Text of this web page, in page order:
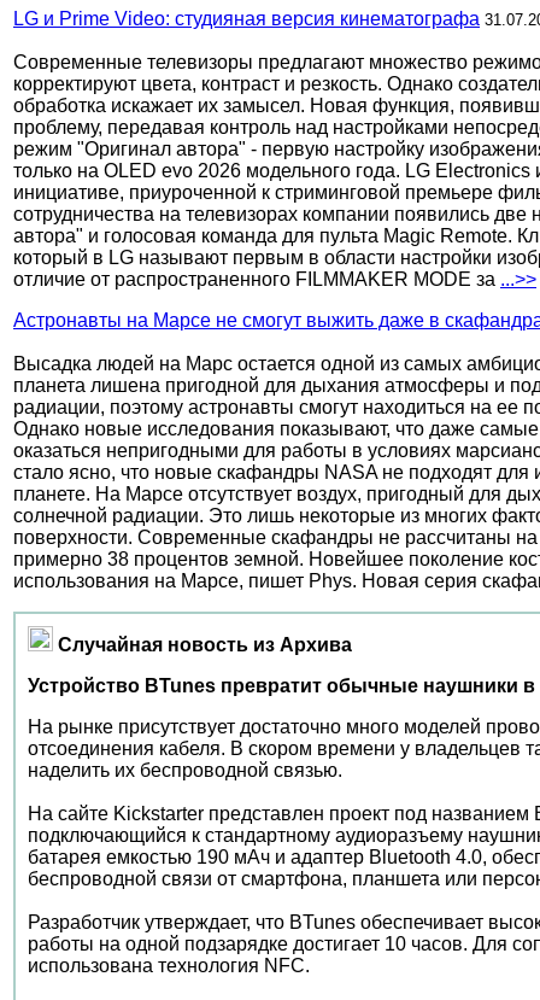
LG и Prime Video: студияная версия кинематографа
Современные телевизоры предлагают множество
корректируют цвета, контраст и резкость. Однако
обработка искажает их замысел. Новая функция,
проблему, передавая контроль над настройками
режим "Оригинал автора" - первую настройку
только на OLED evo 2026 модельного года. LG
инициативе, приуроченной к стриминговой премьере
сотрудничества на телевизорах компании появились
автора" и голосовая команда для пульта Magic Remote.
который в LG называют первым в области настройки
отличие от распространенного FILMMAKER MODE за ...>>
Астронавты на Марсе не смогут выжить даже в
Высадка людей на Марс остается одной из самых
планета лишена пригодной для дыхания атмосферы и
радиации, поэтому астронавты смогут находиться на ее
Однако новые исследования показывают, что даже
оказаться непригодными для работы в условиях
стало ясно, что новые скафандры NASA не подходят для
планете. На Марсе отсутствует воздух, пригодный для
солнечной радиации. Это лишь некоторые из многих
поверхности. Современные скафандры не рассчитаны
примерно 38 процентов земной. Новейшее поколение
использования на Марсе, пишет Phys. Новая серия
Случайная новость из Архива
Устройство BTunes превратит обычные наушники
На рынке присутствует достаточно много моделей
отсоединения кабеля. В скором времени у владельцев
наделить их беспроводной связью.
На сайте Kickstarter представлен проект под названием
подключающийся к стандартному аудиоразъему
батарея емкостью 190 мАч и адаптер Bluetooth 4.0,
беспроводной связи от смартфона, планшета или
Разработчик утверждает, что BTunes обеспечивает
работы на одной подзарядке достигает 10 часов. Для
использована технология NFC.